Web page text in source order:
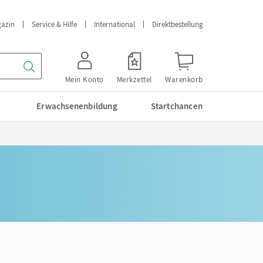
Service & Hilfe International Direktbestellung
Mein Konto Merkzettel Warenkorb
Erwachsenenbildung Startchancen